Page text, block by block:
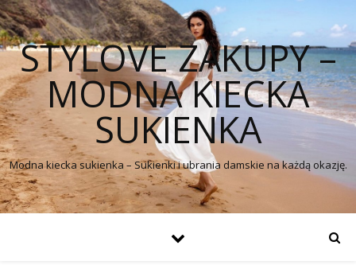
STYLOVE ZAKUPY –
MODNA KIECKA
SUKIENKA
Modna kiecka sukienka – Sukienki i ubrania damskie na każdą okazję.